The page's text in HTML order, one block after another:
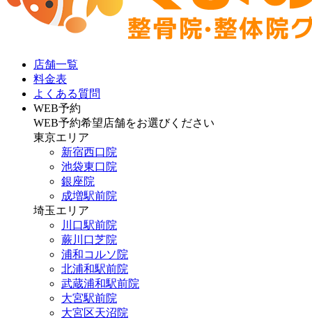
店舗一覧
料金表
よくある質問
WEB予約
WEB予約希望店舗をお選びください
東京エリア
新宿西口院
池袋東口院
銀座院
成増駅前院
埼玉エリア
川口駅前院
蕨川口芝院
浦和コルソ院
北浦和駅前院
武蔵浦和駅前院
大宮駅前院
大宮区天沼院